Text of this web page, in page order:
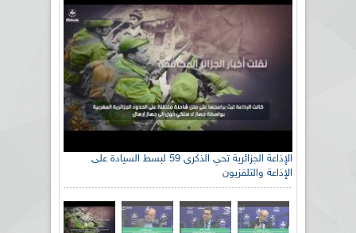
الإذاعة الجزائرية تحي الذكرى 59 لبسط السيادة على
الإذاعة والتلفزيون